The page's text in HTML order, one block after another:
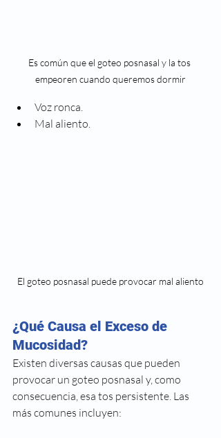
Es común que el goteo posnasal y la tos
empeoren cuando queremos dormir
Voz ronca.
Mal aliento.
El goteo posnasal puede provocar mal aliento
¿Qué Causa el Exceso de
Mucosidad?
Existen diversas causas que pueden
provocar un goteo posnasal y, como
consecuencia, esa tos persistente. Las
más comunes incluyen: